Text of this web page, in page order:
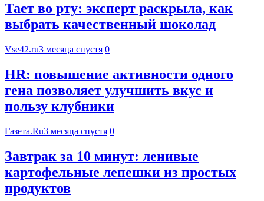
Тает во рту: эксперт раскрыла, как
выбрать качественный шоколад
Vse42.ru3 месяца спустя 0
HR: повышение активности одного
гена позволяет улучшить вкус и
пользу клубники
Газета.Ru3 месяца спустя 0
Завтрак за 10 минут: ленивые
картофельные лепешки из простых
продуктов